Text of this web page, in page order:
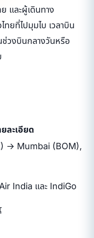
และผู้เดินทาง
ทยที่ไปมุมไบ เวลาบิน
ช่วงบินกลางวันหรือ
ยละเอียด
→ Mumbai (BOM),
India และ IndiGo